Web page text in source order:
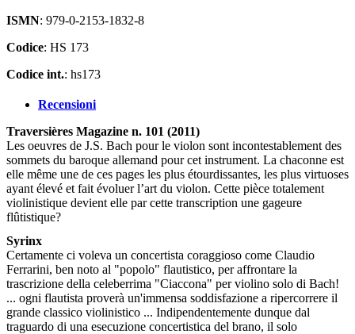
ISMN: 979-0-2153-1832-8
Codice: HS 173
Codice int.: hs173
Recensioni
Traversières Magazine n. 101 (2011)
Les oeuvres de J.S. Bach pour le violon sont incontestablement des
sommets du baroque allemand pour cet instrument. La chaconne est
elle même une de ces pages les plus étourdissantes, les plus virtuoses
ayant élevé et fait évoluer l’art du violon. Cette pièce totalement
violinistique devient elle par cette transcription une gageure
flûtistique?
Syrinx
Certamente ci voleva un concertista coraggioso come Claudio
Ferrarini, ben noto al "popolo" flautistico, per affrontare la
trascrizione della celeberrima "Ciaccona" per violino solo di Bach!
... ogni flautista proverà un'immensa soddisfazione a ripercorrere il
grande classico violinistico ... Indipendentemente dunque dal
traguardo di una esecuzione concertistica del brano, il solo